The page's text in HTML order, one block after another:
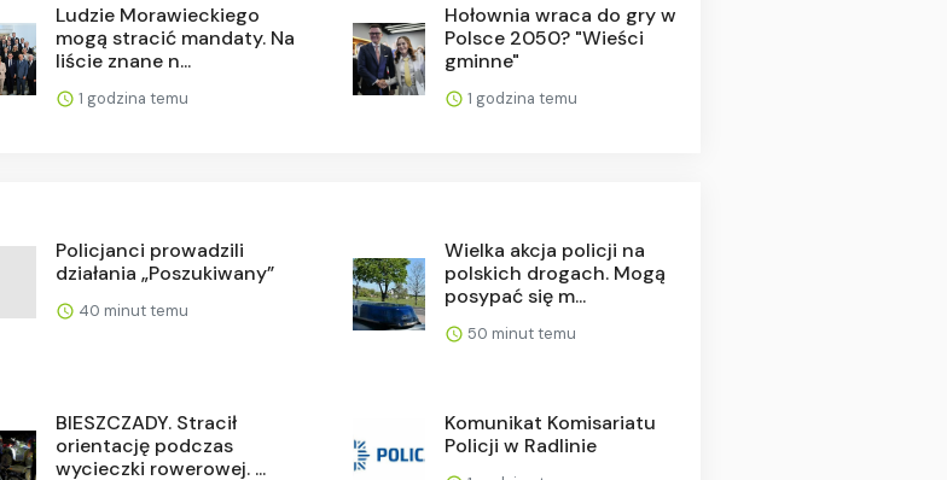
Ludzie Morawieckiego
mogą stracić mandaty. Na
liście znane n...
1 godzina temu
Hołownia wraca do gry w
Polsce 2050? "Wieści
gminne"
1 godzina temu
Policjanci prowadzili
działania „Poszukiwany”
40 minut temu
Wielka akcja policji na
polskich drogach. Mogą
posypać się m...
50 minut temu
BIESZCZADY. Stracił
orientację podczas
wycieczki rowerowej. ...
Komunikat Komisariatu
Policji w Radlinie